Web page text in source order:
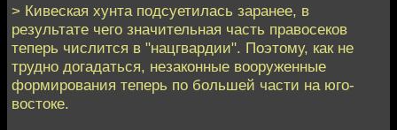
> Кивеская хунта подсуетилась заранее, в
результате чего значительная часть правосеков
теперь числится в "нацгвардии". Поэтому, как не
трудно догадаться, незаконные вооруженные
формирования теперь по большей части на юго-
востоке.